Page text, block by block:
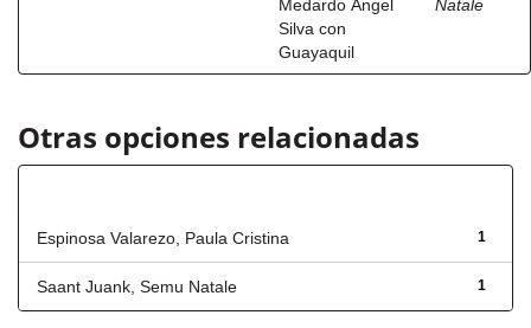
Medardo Ángel
Silva con
Guayaquil
Natale
Otras opciones relacionadas
1
Espinosa Valarezo, Paula Cristina
1
Saant Juank, Semu Natale